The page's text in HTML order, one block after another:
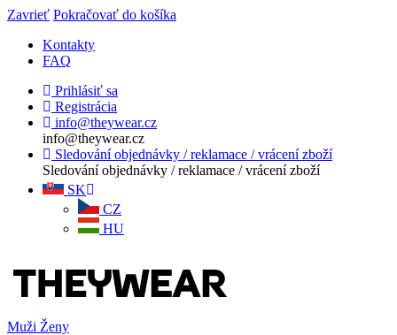
Zavrieť Pokračovať do košíka
Kontakty
FAQ
Prihlásiť sa
Registrácia
info@theywear.cz
info@theywear.cz
Sledování objednávky / reklamace / vrácení zboží
Sledování objednávky / reklamace / vrácení zboží
SK
CZ
HU
Muži Ženy